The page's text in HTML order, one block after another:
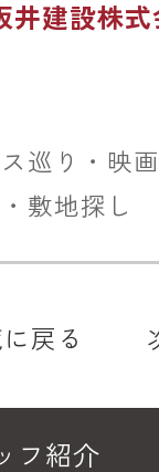
井建設株
巡り・映
敷地探し
戻る
フ紹介